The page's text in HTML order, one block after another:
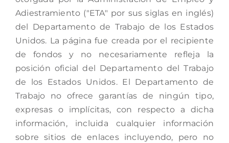
Adiestramiento ("ETA" por sus siglas en inglés)
del Departamento de Trabajo de los Estados
Unidos. La página fue creada por el recipiente
de fondos y no necesariamente refleja la
posición oficial del Departamento del Trabajo
de los Estados Unidos. El Departamento de
Trabajo no ofrece garantías de ningún tipo,
expresas o implícitas, con respecto a dicha
información, incluida cualquier información
sobre sitios de enlaces incluyendo, pero no